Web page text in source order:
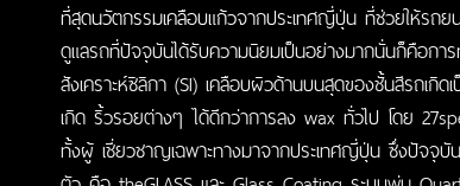
ที่สุดนวัตกรรมเคลือบแก้วจากประเทศญี่ปุ่น ที่ช่วยให้รถย
ดูแลรถที่ปัจจุบันได้รับความนิยมเป็นอย่างมากนั่นก็คือกา
สังเคราะห์ซิลิกา (SI) เคลือบผิวด้านบนสุดของชั้นสีรถเ
เกิด ริ้วรอยต่างๆ ได้ดีกว่าการลง wax ทั่วไป โดย
ทั้งผู้ เชี่ยวชาญเฉพาะทางมาจากประเทศญี่ปุ่น ซึ่งปัจ